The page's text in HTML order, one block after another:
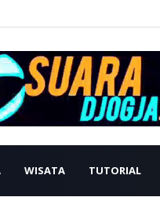
WISATA TUTORIAL